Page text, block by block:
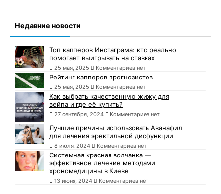
Недавние новости
Топ капперов Инстаграма: кто реально
помогает выигрывать на ставках
25 мая, 2025 Комментариев нет
Рейтинг капперов прогнозистов
25 мая, 2025 Комментариев нет
Как выбрать качественную жижу для
вейпа и где её купить?
27 сентября, 2024 Комментариев нет
Лучшие причины использовать Аванафил
для лечения эректильной дисфункции
8 июля, 2024 Комментариев нет
Системная красная волчанка —
эффективное лечение методами
хрономедицины в Киеве
13 июня, 2024 Комментариев нет